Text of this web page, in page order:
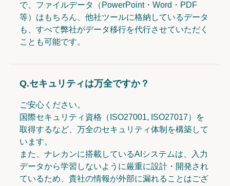
で、ファイルデータ（PowerPoint・Word・PDF
等）はもちろん、他社ツールに格納しているデータ
も、すべて弊社がデータ移行を代行させていただく
ことも可能です。
Q.セキュリティは万全ですか？
ご安心ください。
国際セキュリティ資格（ISO27001, ISO27017）を
取得するなど、万全のセキュリティ体制を構築して
います。
また、ナレカンに搭載しているAIシステムは、入力
データから学習しないように厳重に設計・開発され
ているため、貴社の情報が外部に漏れることはござ